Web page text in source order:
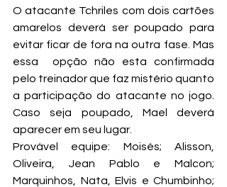
O atacante Tchriles com dois cartões
amarelos deverá ser poupado para
evitar ficar de fora na outra fase. Mas
essa  opção não esta confirmada
pelo treinador que faz mistério quanto
a participação do atacante no jogo.
Caso seja poupado, Mael deverá
aparecer em seu lugar.
Provável equipe: Moisés; Alisson,
Oliveira, Jean Pablo e Malcon;
Marquinhos, Nata, Elvis e Chumbinho;